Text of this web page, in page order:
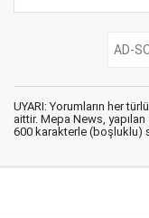
UYARI: Yorumların her
aittir. Mepa News,
600 karakterle (boşluklu)